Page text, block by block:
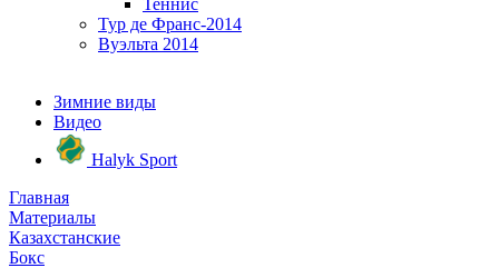
Теннис
Тур де Франс-2014
Вуэльта 2014
Зимние виды
Видео
Halyk Sport
Главная
Материалы
Казахстанские
Бокс